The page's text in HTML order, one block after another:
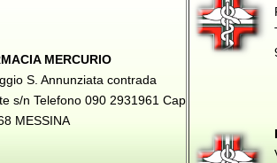
MERCURIO
S. Annunziata contrada
s/n Telefono 090 2931961 Cap
MESSINA